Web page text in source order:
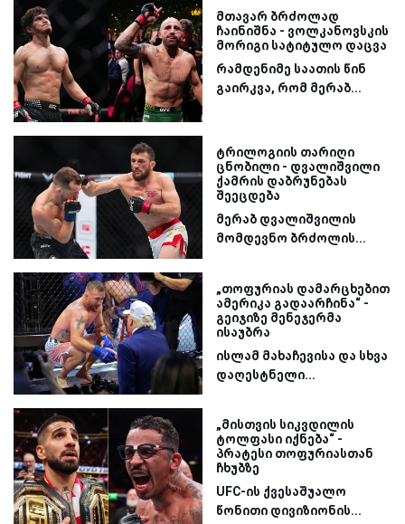
მთავარ ბრძოლად
ჩაინიშნა - ვოლკანოვსკის
მორიგი სატიტულო დაცვა
რამდენიმე საათის წინ
გაირკვა, რომ მერაბ...
ტრილოგიის თარიღი
ცნობილი - დვალიშვილი
ქამრის დაბრუნებას
შეეცდება
მერაბ დვალიშვილის
მომდევნო ბრძოლის...
„თოფურიას დამარცხებით
ამერიკა გადაარჩინა“ -
გეიჯიზე მენეჯერმა
ისაუბრა
ისლამ მახაჩევისა და სხვა
დაღესტნელი...
„მისთვის სიკვდილის
ტოლფასი იქნება“ -
პრატესი თოფურიასთან
ჩხუბზე
UFC-ის ქვესაშუალო
წონითი დივიზიონის...